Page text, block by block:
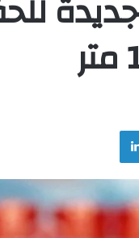
لينكدإن